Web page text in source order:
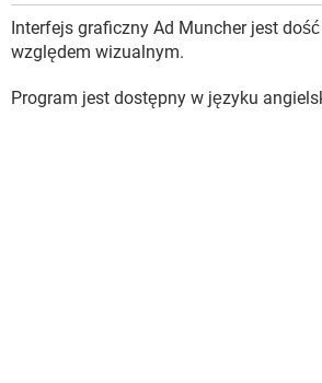
Interfejs graficzny Ad Muncher jest
względem wizualnym.
Program jest dostępny w języku